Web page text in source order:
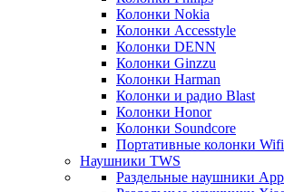
Колонки Nokia
Колонки Accesstyle
Колонки DENN
Колонки Ginzzu
Колонки Harman
Колонки и радио Blast
Колонки Honor
Колонки Soundcore
Портативные колонки
Наушники TWS
Раздельные наушники